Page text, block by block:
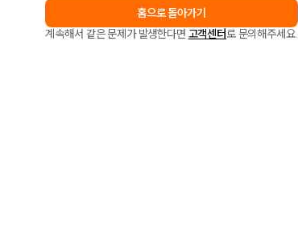
홈으로 돌아가기
계속해서 같은 문제가 발생한다면 고객센터로 문의해주세요.